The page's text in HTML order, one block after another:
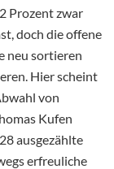
Prozent zwar
doch die offene
neu sortieren
Hier scheint
von
Kufen
ausgezählte
erfreuliche